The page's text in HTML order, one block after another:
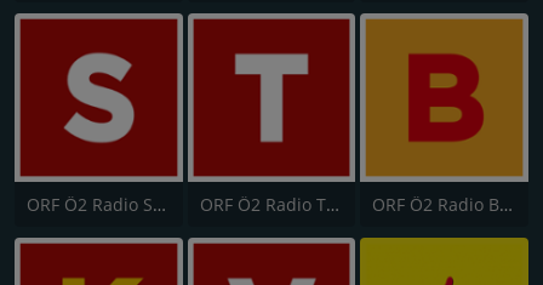
ORF Ö2 Radio Salzburg ORF Ö2 Radio Tirol ORF Ö2 Radio Burgenland